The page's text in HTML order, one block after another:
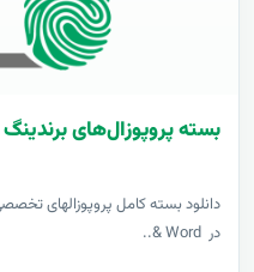
بسته پروپوزال‌های برندینگ
دانلود بسته کامل پروپوزالهای
در Word &..